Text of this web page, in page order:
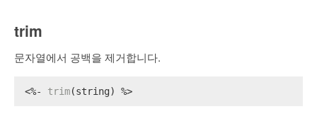
trim
문자열에서 공백을 제거합니다.
<%- trim(string) %>